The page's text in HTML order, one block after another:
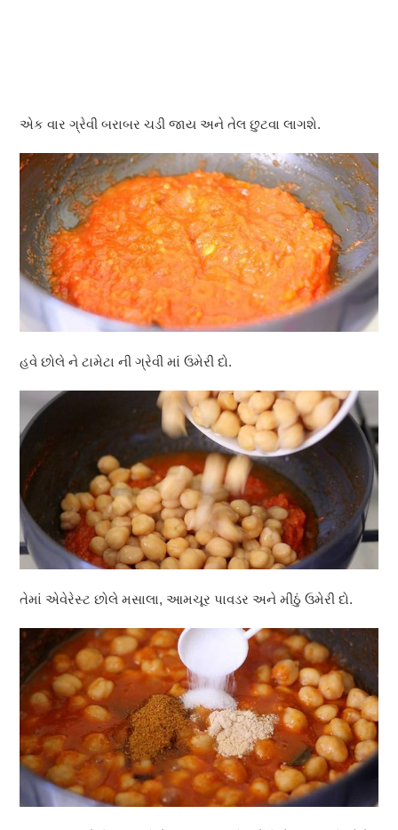
એક વાર ગ્રેવી બરાબર ચડી જાય અને તેલ છુટવા લાગશે.
હવે છોલે ને ટામેટા ની ગ્રેવી માં ઉમેરી દો.
તેમાં એવેરેસ્ટ છોલે મસાલા, આમચૂર પાવડર અને મીઠું ઉમેરી દો.